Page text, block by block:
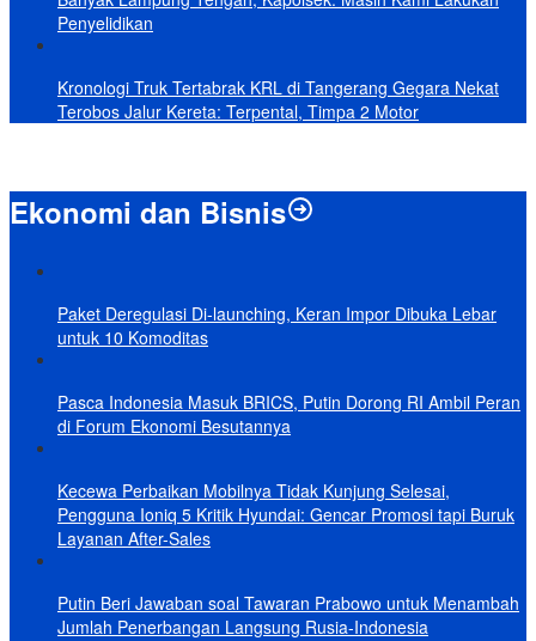
Penyelidikan
Kronologi Truk Tertabrak KRL di Tangerang Gegara Nekat
Terobos Jalur Kereta: Terpental, Timpa 2 Motor
Ekonomi dan Bisnis
Paket Deregulasi Di-launching, Keran Impor Dibuka Lebar
untuk 10 Komoditas
Pasca Indonesia Masuk BRICS, Putin Dorong RI Ambil Peran
di Forum Ekonomi Besutannya
Kecewa Perbaikan Mobilnya Tidak Kunjung Selesai,
Pengguna Ioniq 5 Kritik Hyundai: Gencar Promosi tapi Buruk
Layanan After-Sales
Putin Beri Jawaban soal Tawaran Prabowo untuk Menambah
Jumlah Penerbangan Langsung Rusia-Indonesia